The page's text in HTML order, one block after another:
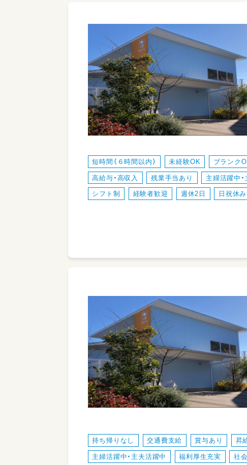
短時間（６時間以内） 未経験OK ブランク
高給与・高収入 残業手当あり 主婦活躍中
シフト制 経験者歓迎 週休2日 日祝休み
持ち帰りなし 交通費支給 賞与あり 昇
主婦活躍中・主夫活躍中 福利厚生充実 社